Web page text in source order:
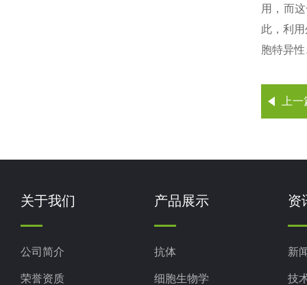
用，而
此，利
胞特异
上
关于我们
公司简介
荣誉资质
产品展示
抗体
细胞生物学
资
新
技